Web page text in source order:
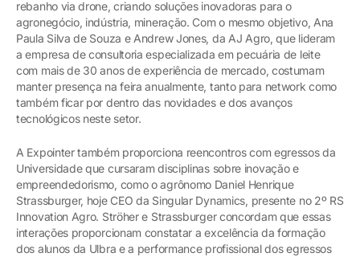
rebanho via drone, criando soluções inovadoras para o
agronegócio, indústria, mineração. Com o mesmo objetivo, Ana
Paula Silva de Souza e Andrew Jones, da AJ Agro, que lideram
a empresa de consultoria especializada em pecuária de leite
com mais de 30 anos de experiência de mercado, costumam
manter presença na feira anualmente, tanto para network como
também ficar por dentro das novidades e dos avanços
tecnológicos neste setor.
A Expointer também proporciona reencontros com egressos da
Universidade que cursaram disciplinas sobre inovação e
empreendedorismo, como o agrônomo Daniel Henrique
Strassburger, hoje CEO da Singular Dynamics, presente no 2º RS
Innovation Agro. Ströher e Strassburger concordam que essas
interações proporcionam constatar a excelência da formação
dos alunos da Ulbra e a performance profissional dos egressos